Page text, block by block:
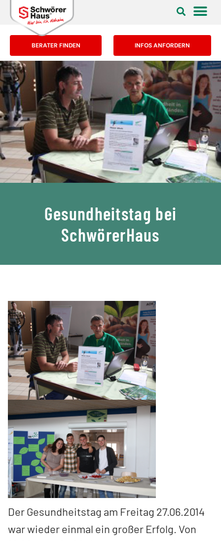
BERATER FINDEN INFOS ANFORDERN
Gesundheitstag bei
SchwörerHaus
Der Gesundheitstag am Freitag 27.06.2014
war wieder einmal ein großer Erfolg. Von